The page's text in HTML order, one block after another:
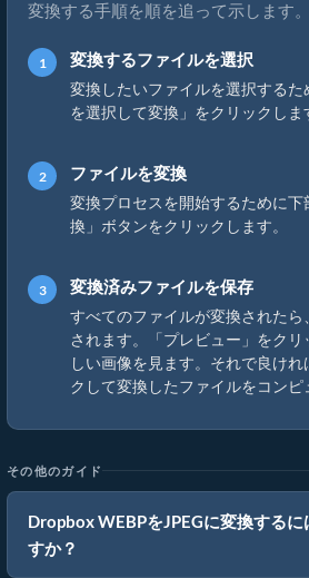
変換する手順を順を追って示します。
変換するファイルを選択
変換したいファイルを選択する
を選択して変換」をクリックしま
ファイルを変換
変換プロセスを開始するために下
換」ボタンをクリックします。
変換済みファイルを保存
すべてのファイルが変換された
されます。「プレビュー」をク
しい画像を見ます。それで良け
クして変換したファイルをコンピ
その他のガイド
Dropbox WEBPをJPEGに変換する
すか？